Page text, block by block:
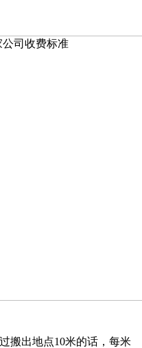
搬出地点10米的话，每米